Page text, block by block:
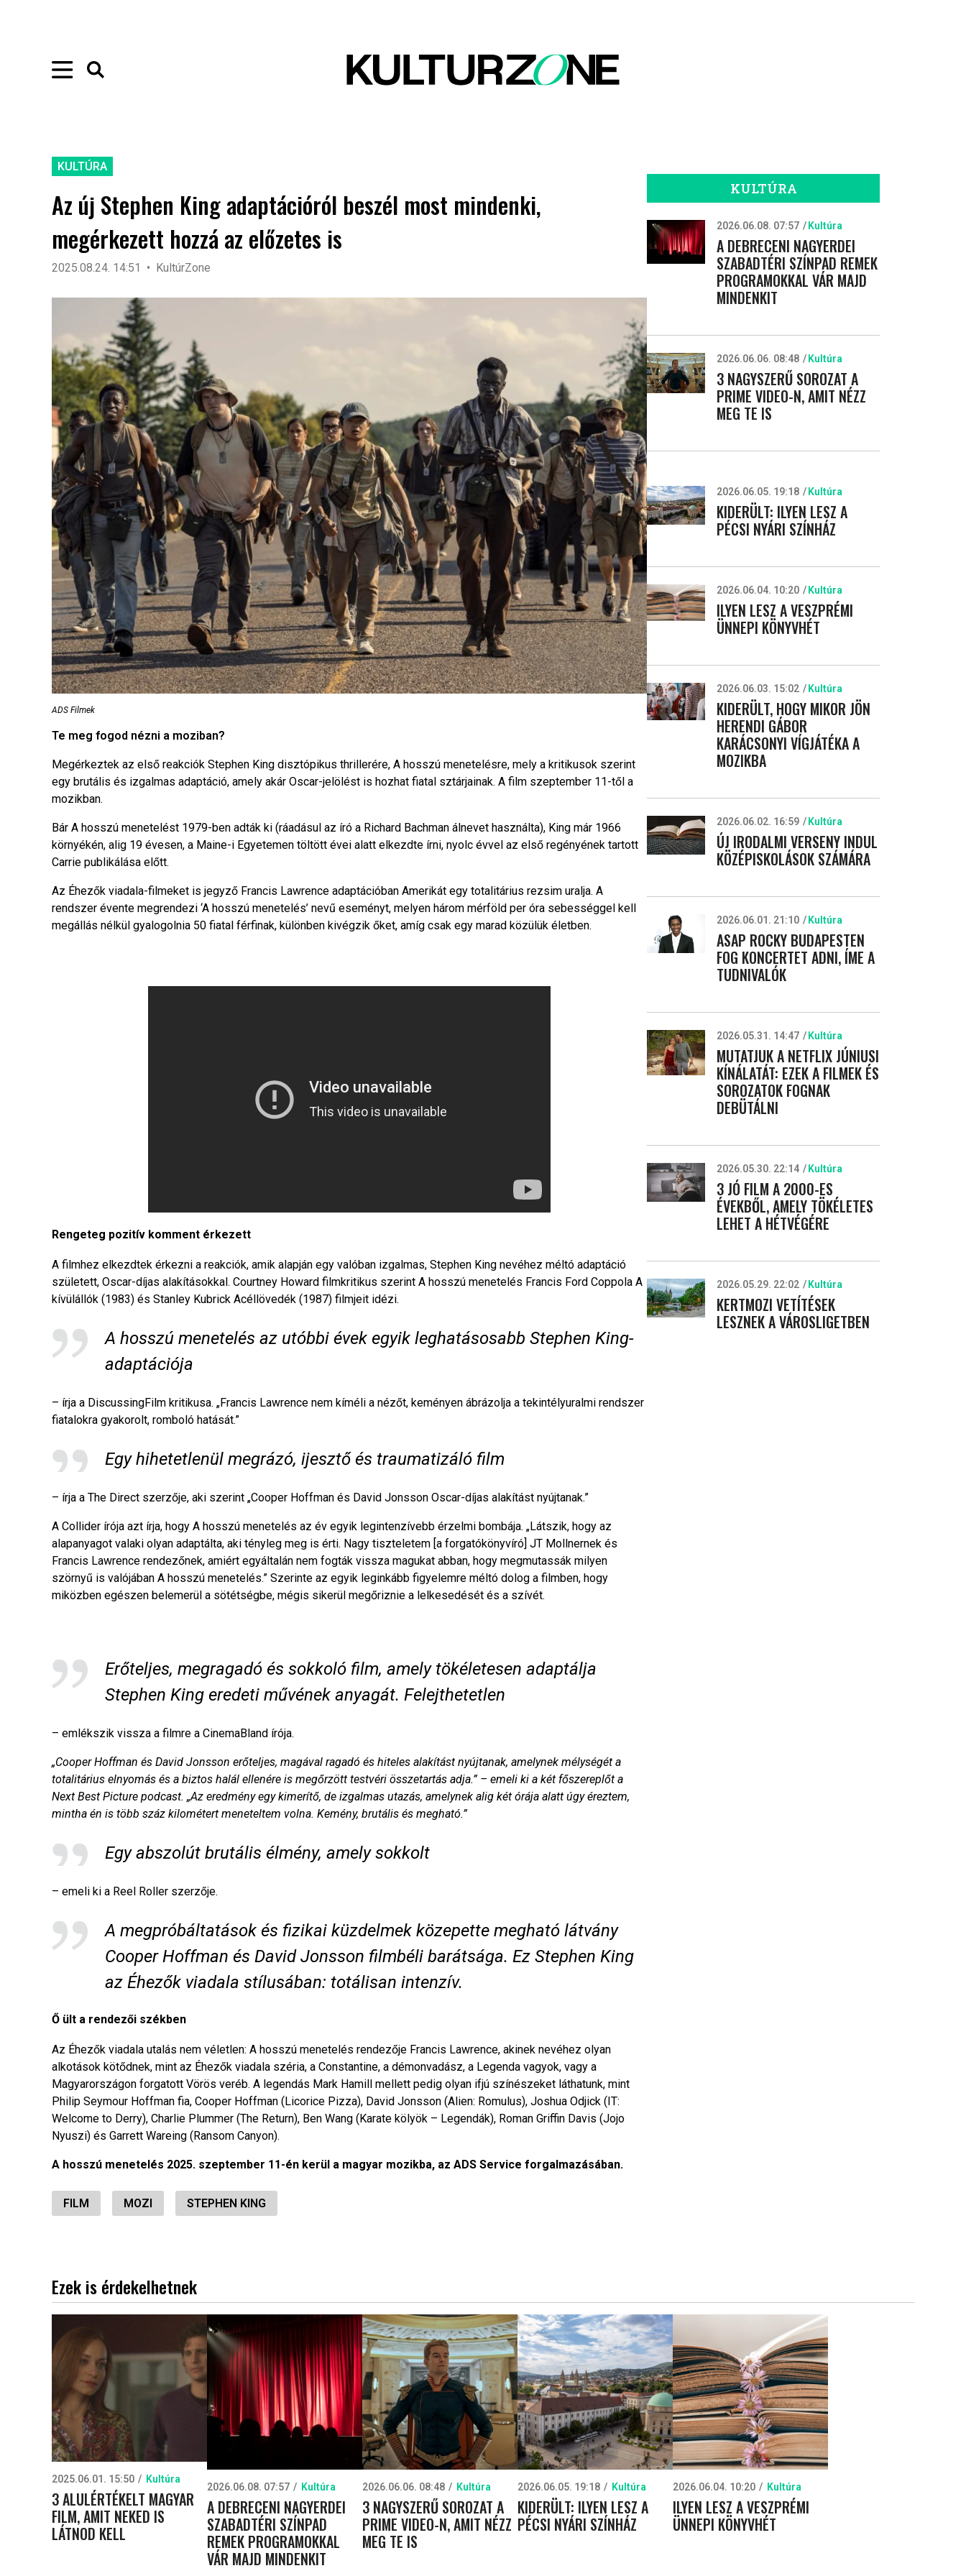
KULTÚRA
Az új Stephen King adaptációról beszél most mindenki,
megérkezett hozzá az előzetes is
2025.08.24. 14:51 KultúrZone
ADS Filmek
Te meg fogod nézni a moziban?
Megérkeztek az első reakciók Stephen King disztópikus thrillerére, A hosszú menetelésre, mely a kritikusok szerint
egy brutális és izgalmas adaptáció, amely akár Oscar-jelölést is hozhat fiatal sztárjainak. A film szeptember 11-től a
mozikban.
Bár A hosszú menetelést 1979-ben adták ki (ráadásul az író a Richard Bachman álnevet használta), King már 1966
környékén, alig 19 évesen, a Maine-i Egyetemen töltött évei alatt elkezdte írni, nyolc évvel az első regényének tartott
Carrie publikálása előtt.
Az Éhezők viadala-filmeket is jegyző Francis Lawrence adaptációban Amerikát egy totalitárius rezsim uralja. A
rendszer évente megrendezi ‘A hosszú menetelés’ nevű eseményt, melyen három mérföld per óra sebességgel kell
megállás nélkül gyalogolnia 50 fiatal férfinak, különben kivégzik őket, amíg csak egy marad közülük életben.
Rengeteg pozitív komment érkezett
A filmhez elkezdtek érkezni a reakciók, amik alapján egy valóban izgalmas, Stephen King nevéhez méltó adaptáció
született, Oscar-díjas alakításokkal. Courtney Howard filmkritikus szerint A hosszú menetelés Francis Ford Coppola A
kívülállók (1983) és Stanley Kubrick Acéllövedék (1987) filmjeit idézi.
A hosszú menetelés az utóbbi évek egyik leghatásosabb Stephen King-
adaptációja
– írja a DiscussingFilm kritikusa. „Francis Lawrence nem kíméli a nézőt, keményen ábrázolja a tekintélyuralmi rendszer
fiatalokra gyakorolt, romboló hatását.”
Egy hihetetlenül megrázó, ijesztő és traumatizáló film
– írja a The Direct szerzője, aki szerint „Cooper Hoffman és David Jonsson Oscar-díjas alakítást nyújtanak.”
A Collider írója azt írja, hogy A hosszú menetelés az év egyik legintenzívebb érzelmi bombája. „Látszik, hogy az
alapanyagot valaki olyan adaptálta, aki tényleg meg is érti. Nagy tiszteletem [a forgatókönyvíró] JT Mollnernek és
Francis Lawrence rendezőnek, amiért egyáltalán nem fogták vissza magukat abban, hogy megmutassák milyen
szörnyű is valójában A hosszú menetelés.” Szerinte az egyik leginkább figyelemre méltó dolog a filmben, hogy
miközben egészen belemerül a sötétségbe, mégis sikerül megőriznie a lelkesedését és a szívét.
Erőteljes, megragadó és sokkoló film, amely tökéletesen adaptálja
Stephen King eredeti művének anyagát. Felejthetetlen
– emlékszik vissza a filmre a CinemaBland írója.
„Cooper Hoffman és David Jonsson erőteljes, magával ragadó és hiteles alakítást nyújtanak, amelynek mélységét a
totalitárius elnyomás és a biztos halál ellenére is megőrzött testvéri összetartás adja.” – emeli ki a két főszereplőt a
Next Best Picture podcast. „Az eredmény egy kimerítő, de izgalmas utazás, amelynek alig két órája alatt úgy éreztem,
mintha én is több száz kilométert meneteltem volna. Kemény, brutális és megható.”
Egy abszolút brutális élmény, amely sokkolt
– emeli ki a Reel Roller szerzője.
A megpróbáltatások és fizikai küzdelmek közepette megható látvány
Cooper Hoffman és David Jonsson filmbéli barátsága. Ez Stephen King
az Éhezők viadala stílusában: totálisan intenzív.
Ő ült a rendezői székben
Az Éhezők viadala utalás nem véletlen: A hosszú menetelés rendezője Francis Lawrence, akinek nevéhez olyan
alkotások kötődnek, mint az Éhezők viadala széria, a Constantine, a démonvadász, a Legenda vagyok, vagy a
Magyarországon forgatott Vörös veréb. A legendás Mark Hamill mellett pedig olyan ifjú színészeket láthatunk, mint
Philip Seymour Hoffman fia, Cooper Hoffman (Licorice Pizza), David Jonsson (Alien: Romulus), Joshua Odjick (IT:
Welcome to Derry), Charlie Plummer (The Return), Ben Wang (Karate kölyök – Legendák), Roman Griffin Davis (Jojo
Nyuszi) és Garrett Wareing (Ransom Canyon).
A hosszú menetelés 2025. szeptember 11-én kerül a magyar mozikba, az ADS Service forgalmazásában.
FILM MOZI STEPHEN KING
KULTÚRA
2026.06.08. 07:57 Kultúra
A DEBRECENI NAGYERDEI
SZABADTÉRI SZÍNPAD REMEK
PROGRAMOKKAL VÁR MAJD
MINDENKIT
2026.06.06. 08:48 Kultúra
3 NAGYSZERŰ SOROZAT A
PRIME VIDEO-N, AMIT NÉZZ
MEG TE IS
2026.06.05. 19:18 Kultúra
KIDERÜLT: ILYEN LESZ A
PÉCSI NYÁRI SZÍNHÁZ
2026.06.04. 10:20 Kultúra
ILYEN LESZ A VESZPRÉMI
ÜNNEPI KÖNYVHÉT
2026.06.03. 15:02 Kultúra
KIDERÜLT, HOGY MIKOR JÖN
HERENDI GÁBOR
KARÁCSONYI VÍGJÁTÉKA A
MOZIKBA
2026.06.02. 16:59 Kultúra
ÚJ IRODALMI VERSENY INDUL
KÖZÉPISKOLÁSOK SZÁMÁRA
2026.06.01. 21:10 Kultúra
ASAP ROCKY BUDAPESTEN
FOG KONCERTET ADNI, ÍME A
TUDNIVALÓK
2026.05.31. 14:47 Kultúra
MUTATJUK A NETFLIX JÚNIUSI
KÍNÁLATÁT: EZEK A FILMEK ÉS
SOROZATOK FOGNAK
DEBÜTÁLNI
2026.05.30. 22:14 Kultúra
3 JÓ FILM A 2000-ES
ÉVEKBŐL, AMELY TÖKÉLETES
LEHET A HÉTVÉGÉRE
2026.05.29. 22:02 Kultúra
KERTMOZI VETÍTÉSEK
LESZNEK A VÁROSLIGETBEN
Ezek is érdekelhetnek
2025.06.01. 15:50 Kultúra
3 ALULÉRTÉKELT MAGYAR
FILM, AMIT NEKED IS
LÁTNOD KELL
2026.06.08. 07:57 Kultúra
A DEBRECENI NAGYERDEI
SZABADTÉRI SZÍNPAD
REMEK PROGRAMOKKAL
VÁR MAJD MINDENKIT
2026.06.06. 08:48 Kultúra
3 NAGYSZERŰ SOROZAT A
PRIME VIDEO-N, AMIT NÉZZ
MEG TE IS
2026.06.05. 19:18 Kultúra
KIDERÜLT: ILYEN LESZ A
PÉCSI NYÁRI SZÍNHÁZ
2026.06.04. 10:20 Kultúra
ILYEN LESZ A VESZPRÉMI
ÜNNEPI KÖNYVHÉT